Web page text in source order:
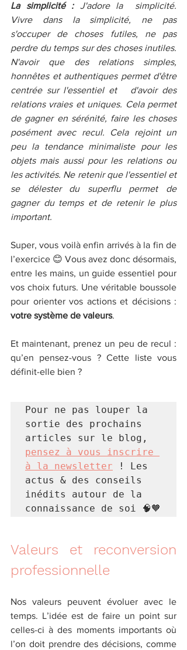
La simplicité : J'adore la  simplicité.
Vivre dans la simplicité, ne pas
s'occuper de choses futiles, ne pas
perdre du temps sur des choses inutiles.
N'avoir que des relations simples,
honnêtes et authentiques permet d'être
centrée sur l'essentiel et   d'avoir des
relations vraies et uniques. Cela permet
de gagner en sérénité, faire les choses
posément avec recul. Cela rejoint un
peu la tendance minimaliste pour les
objets mais aussi pour les relations ou
les activités. Ne retenir que l'essentiel et
se délester du superflu permet de
gagner du temps et de retenir le plus
important.
Super, vous voilà enfin arrivés à la fin de
l’exercice 😊 Vous avez donc désormais,
entre les mains, un guide essentiel pour
vos choix futurs. Une véritable boussole
votre système de valeurs.
Et maintenant, prenez un peu de recul :
qu’en pensez-vous ? Cette liste vous
définit-elle bien ?
Pour ne pas louper la
sortie des prochains
pensez à vous inscrire
à la newsletter ! Les
actus & des conseils
inédits autour de la
connaissance de soi 🧠🧡
Valeurs et reconversion
professionnelle
Nos valeurs peuvent évoluer avec le
temps. L’idée est de faire un point sur
celles-ci à des moments importants où
l’on doit prendre des décisions, comme